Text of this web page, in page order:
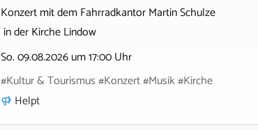
Konzert mit dem Fahrradkantor Martin Schulze
in der Kirche Lindow
So. 09.08.2026 um 17:00 Uhr
#Kultur & Tourismus #Konzert #Musik #Kirche
Helpt